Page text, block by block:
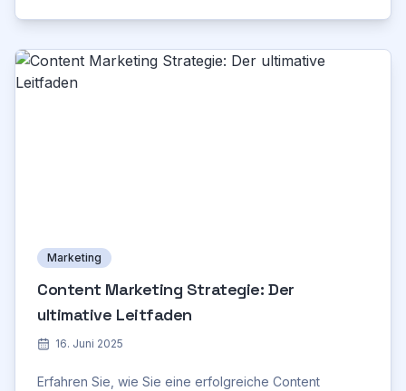
Marketing
Content Marketing Strategie: Der
ultimative Leitfaden
16. Juni 2025
Erfahren Sie, wie Sie eine erfolgreiche Content